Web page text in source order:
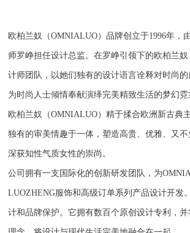
欧柏兰奴（OMNIALUO）品牌创立于1996年，
师罗峥担任设计总监。在罗峥引领下的欧柏兰
计师团队，以她们独有的设计语言诠释对时尚的
为时尚人士倾情奉献演绎完美精致生活的梦幻霓
欧柏兰奴（OMNIALUO）精于揉合欧洲新古典
独有的审美情趣于一体，塑造高贵、优雅、又不
深获知性气质女性的崇尚。
公司拥有一支国际化的创新研发团队，为
LUOZHENG服饰和高级订单系列产品设计开发
计和品牌保护。它拥有数百个原创设计专利，